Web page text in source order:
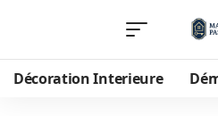
Décoration Interieure